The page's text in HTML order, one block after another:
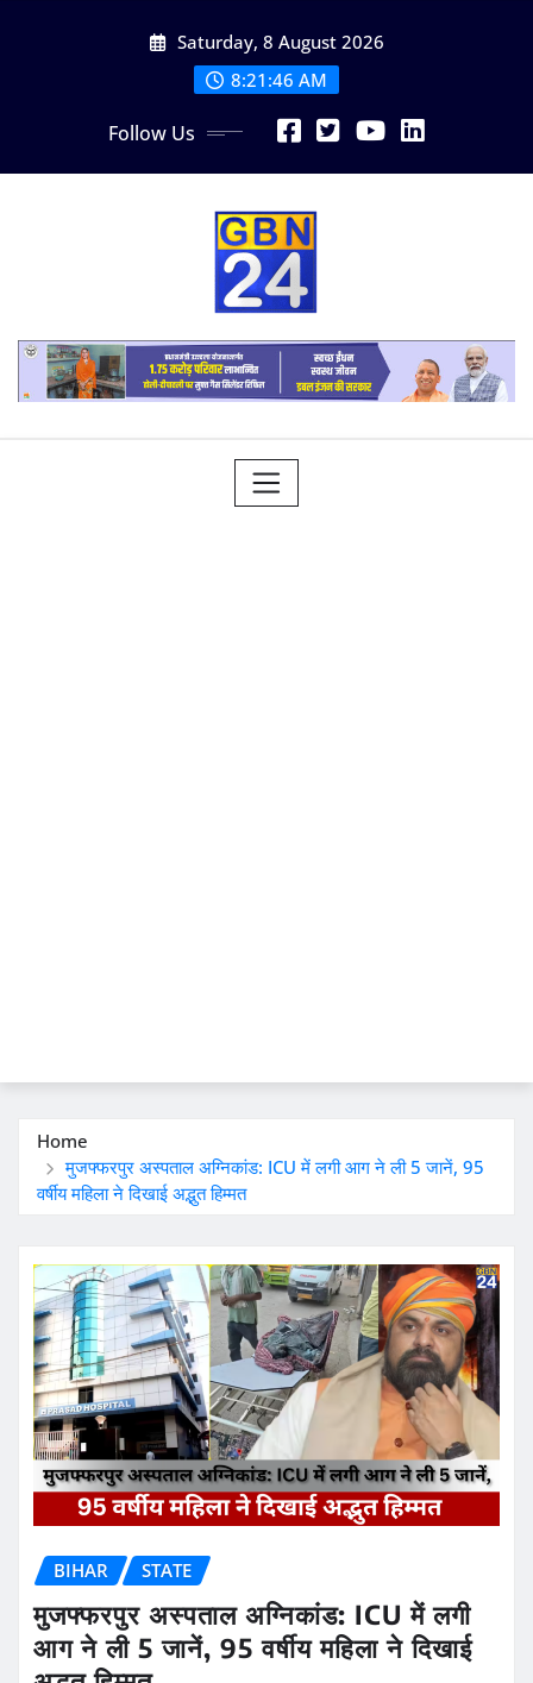
Saturday, 8 August 2026
8:21:47 AM
Follow Us
Home
मुजफ्फरपुर अस्पताल अग्निकांड: ICU में लगी आग ने ली 5 जानें, 95
वर्षीय महिला ने दिखाई अद्भुत हिम्मत
BIHAR STATE
मुजफ्फरपुर अस्पताल अग्निकांड: ICU में लगी
आग ने ली 5 जानें, 95 वर्षीय महिला ने दिखाई